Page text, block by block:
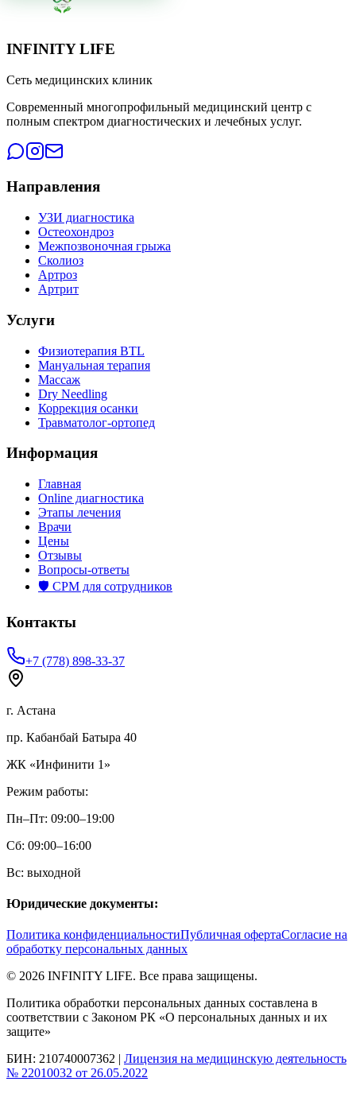
INFINITY LIFE
Сеть медицинских клиник
Современный многопрофильный медицинский центр с
полным спектром диагностических и лечебных услуг.
Направления
УЗИ диагностика
Остеохондроз
Межпозвоночная грыжа
Сколиоз
Артроз
Артрит
Услуги
Физиотерапия BTL
Мануальная терапия
Массаж
Dry Needling
Коррекция осанки
Травматолог-ортопед
Информация
Главная
Online диагностика
Этапы лечения
Врачи
Цены
Отзывы
Вопросы-ответы
🛡️ СРМ для сотрудников
Контакты
+7 (778) 898-33-37
г. Астана
пр. Кабанбай Батыра 40
ЖК «Инфинити 1»
Режим работы:
Пн–Пт: 09:00–19:00
Сб: 09:00–16:00
Вс: выходной
Юридические документы:
Политика конфиденциальностиПубличная офертаСогласие на
обработку персональных данных
© 2026 INFINITY LIFE. Все права защищены.
Политика обработки персональных данных составлена в
соответствии с Законом РК «О персональных данных и их
защите»
БИН: 210740007362 | Лицензия на медицинскую деятельность
№ 22010032 от 26.05.2022